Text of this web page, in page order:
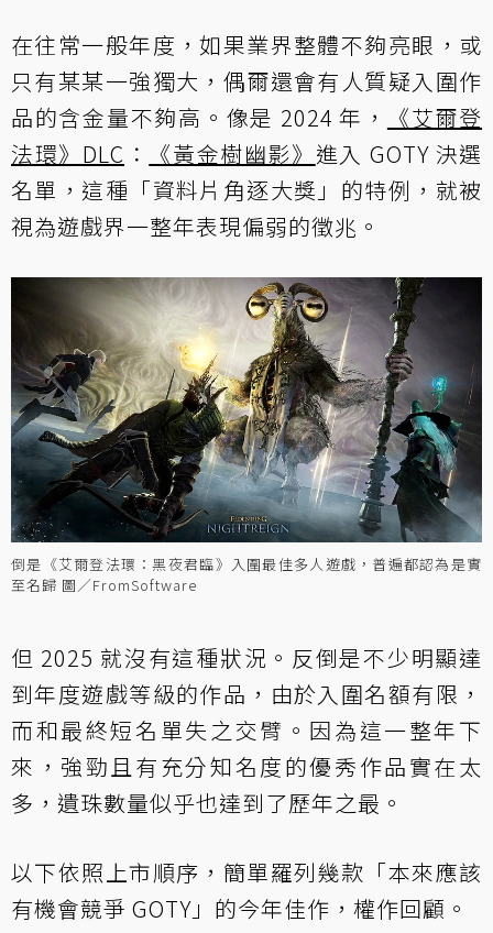
在往常一般年度，如果業界整體不夠亮眼，或
只有某某一強獨大，偶爾還會有人質疑入圍作
品的含金量不夠高。像是 2024 年，
《艾爾登
法環》DLC ： 《黃金樹幽影》 進入 GOTY 決選
名單，這種「資料片角逐大獎」的特例，就被
視為遊戲界一整年表現偏弱的徵兆。
倒是《艾爾登法環：黑夜君臨》入圍最佳多人遊戲，普遍都認為是實
至名歸 圖／FromSoftware
但 2025 就沒有這種狀況。反倒是不少明顯達
到年度遊戲等級的作品，由於入圍名額有限，
而和最終短名單失之交臂。因為這一整年下
來，強勁且有充分知名度的優秀作品實在太
多，遺珠數量似乎也達到了歷年之最。
以下依照上市順序，簡單羅列幾款「本來應該
有機會競爭 GOTY」的今年佳作，權作回顧。